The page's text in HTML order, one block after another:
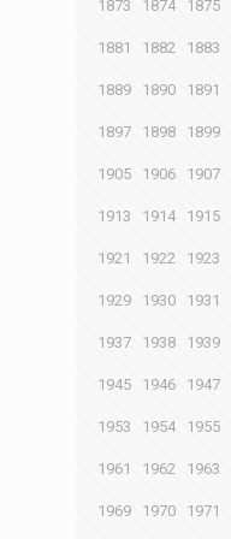
1873 1874 1875
1881 1882 1883
1889 1890 1891
1897 1898 1899
1905 1906 1907
1913 1914 1915
1921 1922 1923
1929 1930 1931
1937 1938 1939
1945 1946 1947
1953 1954 1955
1961 1962 1963
1969 1970 1971